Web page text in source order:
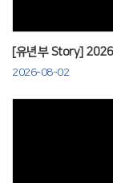
[유년부 Story]
2026-08-02